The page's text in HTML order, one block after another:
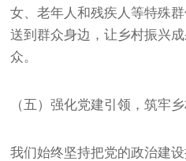
女、老年人和残疾人等特殊
送到群众身边，让乡村振兴
众。
（五）强化党建引领，筑牢
我们始终坚持把党的政治建